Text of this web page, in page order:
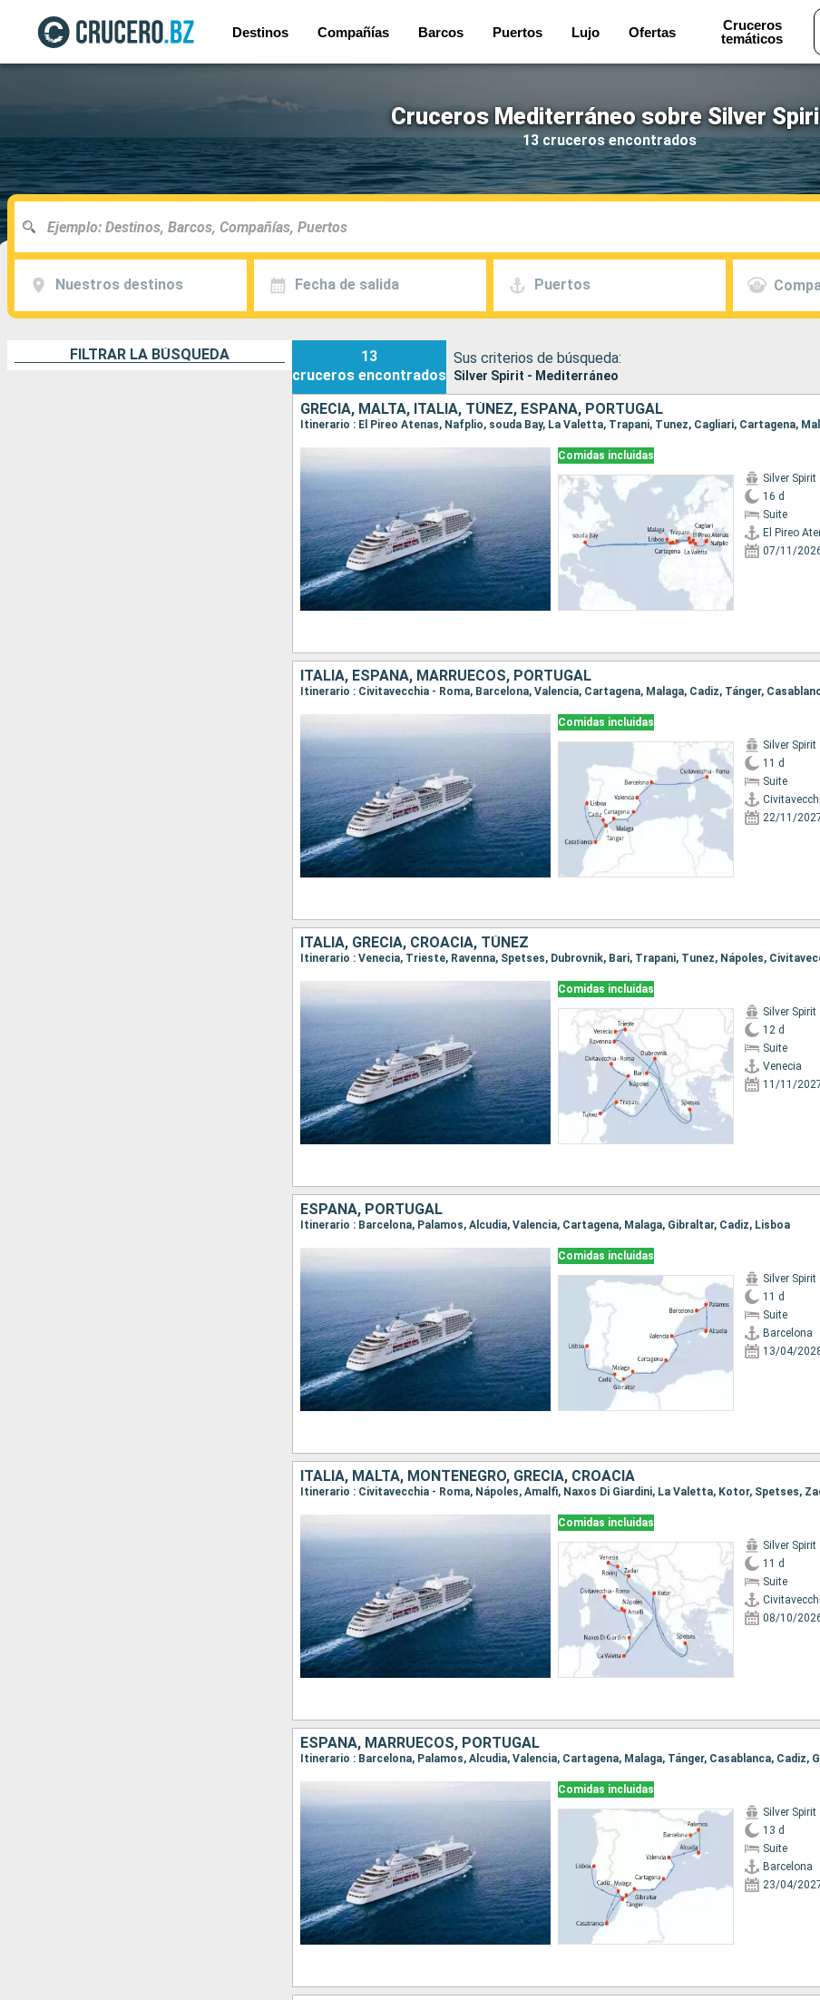
Destinos Compañías Barcos Puertos Lujo Ofertas
Cruceros
temáticos
Cruceros Mediterráneo sobre Silver
13 cruceros encontrados
Nuestros destinos Fecha de salida Puertos
FILTRAR LA BÚSQUEDA
13
cruceros encontrados
Sus criterios de búsqueda:
Silver Spirit - Mediterráneo
GRECIA, MALTA, ITALIA, TÚNEZ, ESPAÑA, PORTUGAL
Comidas incluidas
Silver Spirit
16 d
Suite
El Pireo
07/11/
ITALIA, ESPAÑA, MARRUECOS, PORTUGAL
Itinerario : Civitavecchia - Roma, Barcelona, Valencia, Cartagena, Malaga, Cadiz, Tánger,
Comidas incluidas
Silver Spirit
11 d
Suite
22/11/
ITALIA, GRECIA, CROACIA, TÚNEZ
Comidas incluidas
Silver Spirit
12 d
Suite
Venecia
11/11/
ESPAÑA, PORTUGAL
Itinerario : Barcelona, Palamos, Alcudia, Valencia, Cartagena, Malaga, Gibraltar, Cadiz, Lisboa
Comidas incluidas
Silver Spirit
11 d
Suite
Barcelona
13/04/
ITALIA, MALTA, MONTENEGRO, GRECIA, CROACIA
Comidas incluidas
Silver Spirit
11 d
Suite
08/10/
ESPAÑA, MARRUECOS, PORTUGAL
Comidas incluidas
Silver Spirit
13 d
Suite
Barcelona
23/04/